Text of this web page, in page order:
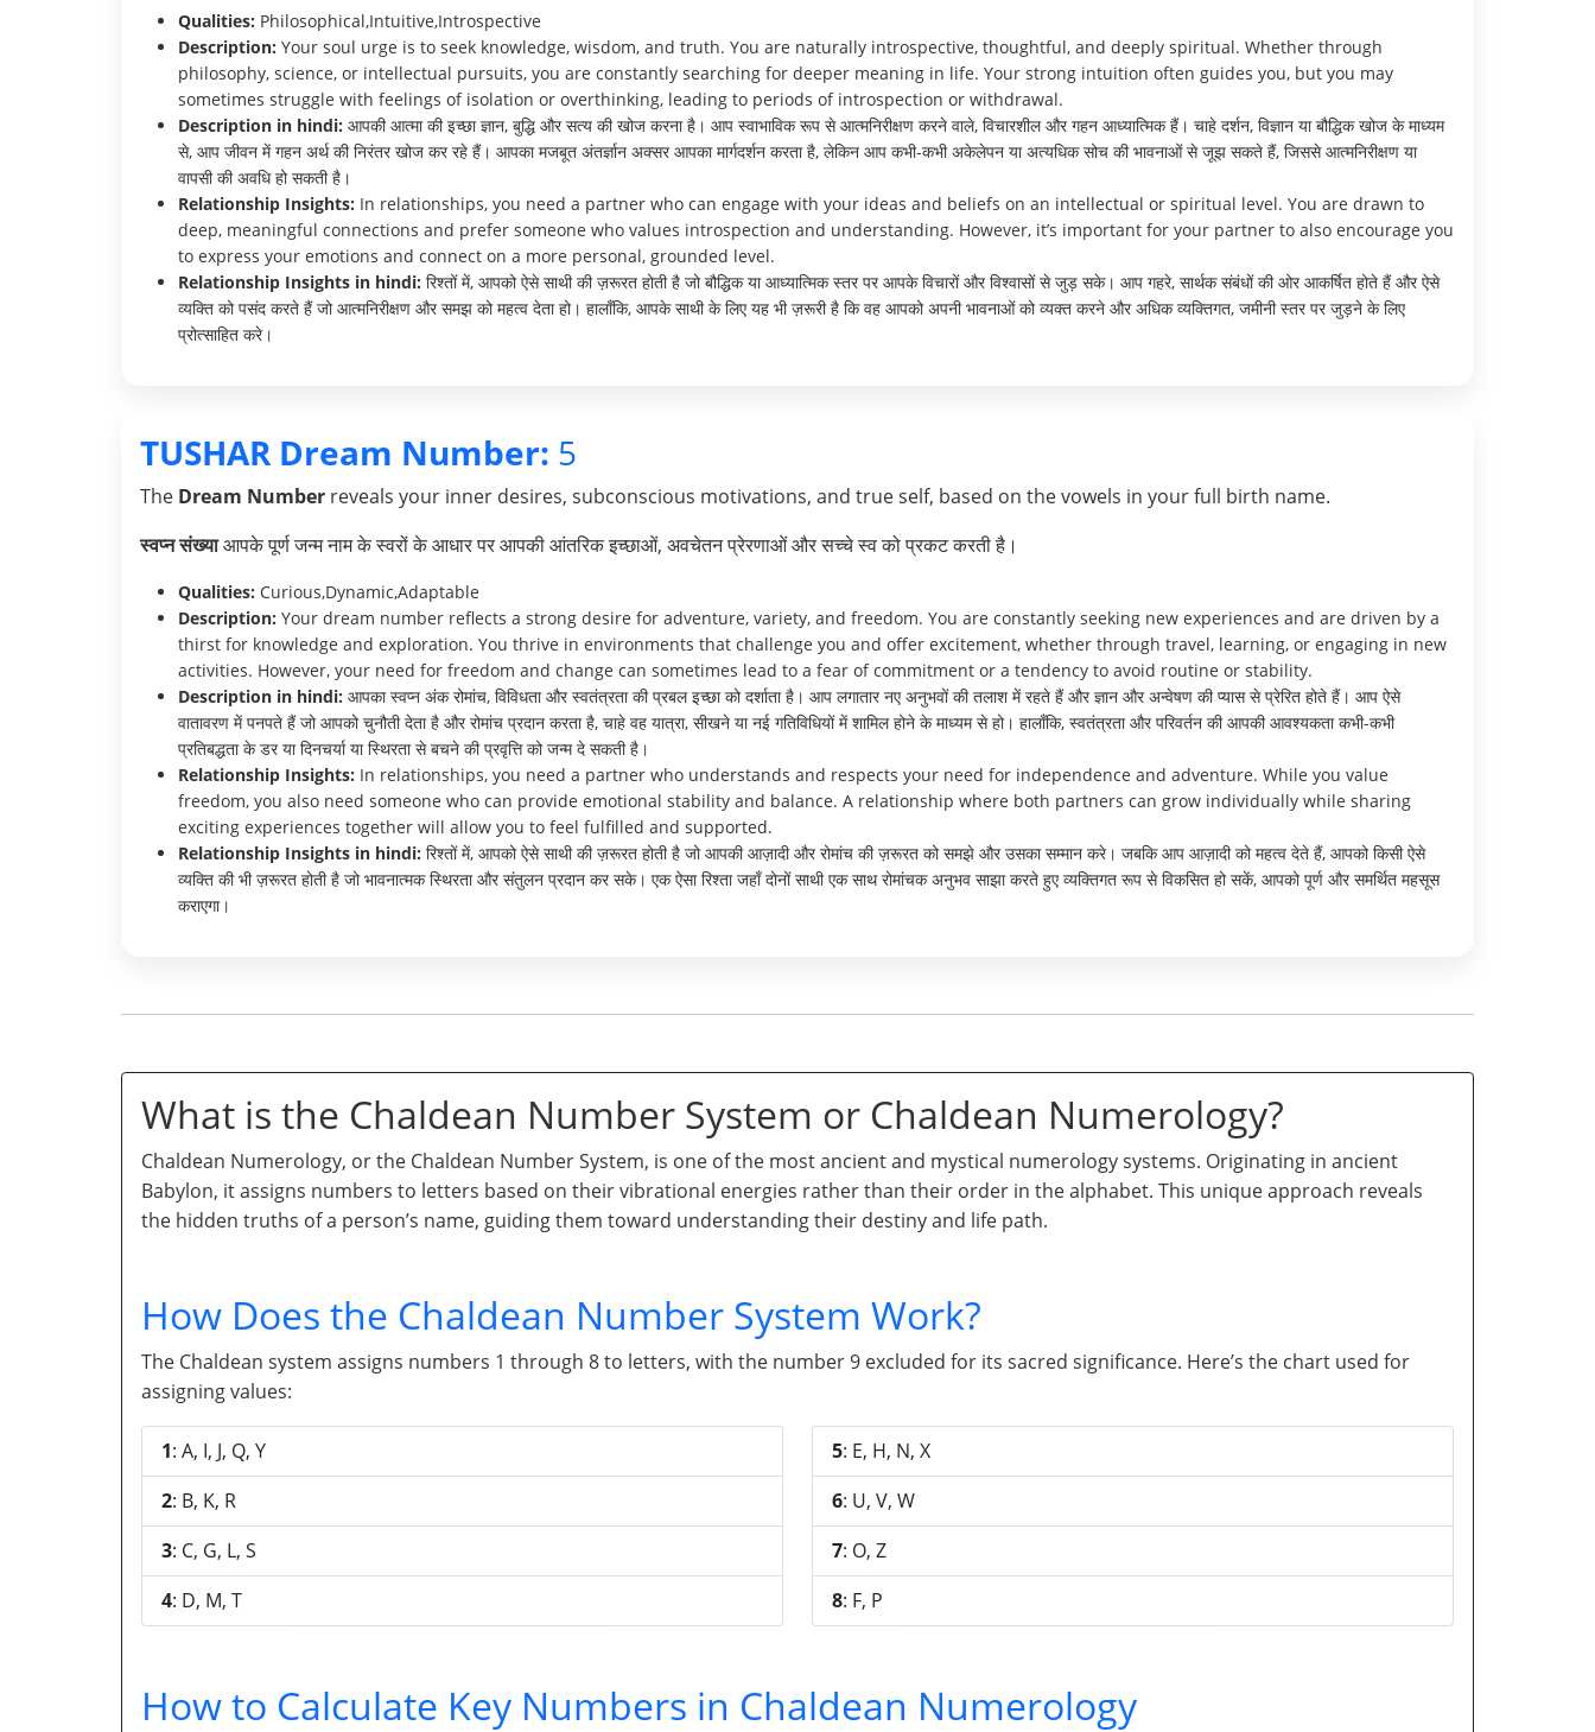
Qualities: Philosophical,Intuitive,Introspective
Description: Your soul urge is to seek knowledge, wisdom, and truth. You are naturally introspective, thoughtful, and deeply spiritual. Whether through
philosophy, science, or intellectual pursuits, you are constantly searching for deeper meaning in life. Your strong intuition often guides you, but you may
sometimes struggle with feelings of isolation or overthinking, leading to periods of introspection or withdrawal.
Description in hindi: आपकी आत्मा की इच्छा ज्ञान, बुद्धि और सत्य की खोज करना है। आप स्वाभाविक रूप से आत्मनिरीक्षण करने वाले, विचारशील और गहन आध्यात्मिक हैं। चाहे दर्शन, विज्ञान या बौद्धिक खोज के माध्यम
से, आप जीवन में गहन अर्थ की निरंतर खोज कर रहे हैं। आपका मजबूत अंतर्ज्ञान अक्सर आपका मार्गदर्शन करता है, लेकिन आप कभी-कभी अकेलेपन या अत्यधिक सोच की भावनाओं से जूझ सकते हैं, जिससे आत्मनिरीक्षण या
वापसी की अवधि हो सकती है।
Relationship Insights: In relationships, you need a partner who can engage with your ideas and beliefs on an intellectual or spiritual level. You are drawn to
deep, meaningful connections and prefer someone who values introspection and understanding. However, it’s important for your partner to also encourage you
to express your emotions and connect on a more personal, grounded level.
Relationship Insights in hindi: रिश्तों में, आपको ऐसे साथी की ज़रूरत होती है जो बौद्धिक या आध्यात्मिक स्तर पर आपके विचारों और विश्वासों से जुड़ सके। आप गहरे, सार्थक संबंधों की ओर आकर्षित होते हैं और ऐसे
व्यक्ति को पसंद करते हैं जो आत्मनिरीक्षण और समझ को महत्व देता हो। हालाँकि, आपके साथी के लिए यह भी ज़रूरी है कि वह आपको अपनी भावनाओं को व्यक्त करने और अधिक व्यक्तिगत, जमीनी स्तर पर जुड़ने के लिए
प्रोत्साहित करे।
TUSHAR Dream Number: 5
The Dream Number reveals your inner desires, subconscious motivations, and true self, based on the vowels in your full birth name.
स्वप्न संख्याआपके पूर्ण जन्म नाम के स्वरों के आधार पर आपकी आंतरिक इच्छाओं, अवचेतन प्रेरणाओं और सच्चे स्व को प्रकट करती है।
Qualities: Curious,Dynamic,Adaptable
Description: Your dream number reflects a strong desire for adventure, variety, and freedom. You are constantly seeking new experiences and are driven by a
thirst for knowledge and exploration. You thrive in environments that challenge you and offer excitement, whether through travel, learning, or engaging in new
activities. However, your need for freedom and change can sometimes lead to a fear of commitment or a tendency to avoid routine or stability.
Description in hindi: आपका स्वप्न अंक रोमांच, विविधता और स्वतंत्रता की प्रबल इच्छा को दर्शाता है। आप लगातार नए अनुभवों की तलाश में रहते हैं और ज्ञान और अन्वेषण की प्यास से प्रेरित होते हैं। आप ऐसे
वातावरण में पनपते हैं जो आपको चुनौती देता है और रोमांच प्रदान करता है, चाहे वह यात्रा, सीखने या नई गतिविधियों में शामिल होने के माध्यम से हो। हालाँकि, स्वतंत्रता और परिवर्तन की आपकी आवश्यकता कभी-कभी
प्रतिबद्धता के डर या दिनचर्या या स्थिरता से बचने की प्रवृत्ति को जन्म दे सकती है।
Relationship Insights: In relationships, you need a partner who understands and respects your need for independence and adventure. While you value
freedom, you also need someone who can provide emotional stability and balance. A relationship where both partners can grow individually while sharing
exciting experiences together will allow you to feel fulfilled and supported.
Relationship Insights in hindi: रिश्तों में, आपको ऐसे साथी की ज़रूरत होती है जो आपकी आज़ादी और रोमांच की ज़रूरत को समझे और उसका सम्मान करे। जबकि आप आज़ादी को महत्व देते हैं, आपको किसी ऐसे
व्यक्ति की भी ज़रूरत होती है जो भावनात्मक स्थिरता और संतुलन प्रदान कर सके। एक ऐसा रिश्ता जहाँ दोनों साथी एक साथ रोमांचक अनुभव साझा करते हुए व्यक्तिगत रूप से विकसित हो सकें, आपको पूर्ण और समर्थित महसूस
कराएगा।
What is the Chaldean Number System or Chaldean Numerology?
Chaldean Numerology, or the Chaldean Number System, is one of the most ancient and mystical numerology systems. Originating in ancient
Babylon, it assigns numbers to letters based on their vibrational energies rather than their order in the alphabet. This unique approach reveals
the hidden truths of a person’s name, guiding them toward understanding their destiny and life path.
How Does the Chaldean Number System Work?
The Chaldean system assigns numbers 1 through 8 to letters, with the number 9 excluded for its sacred significance. Here’s the chart used for
assigning values:
1: A, I, J, Q, Y
2: B, K, R
3: C, G, L, S
4: D, M, T
5: E, H, N, X
6: U, V, W
7: O, Z
8: F, P
How to Calculate Key Numbers in Chaldean Numerology